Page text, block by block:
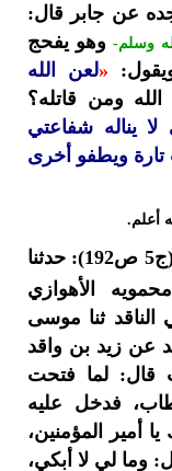
عن جابر قال:
وسلم-وهو يفحج
«لعن الله
ومن قاتله؟
يناله شفاعتي
تارة ويطفو أخرى
أعلم.
- قال أبونعيم في «الحلية» (ج5 ص192): حدثنا
الأهوازي
الناقد ثنا موسى
عن زيد بن واقد
لما فتحت
فدخل عليه
أمير المؤمنين،
وما لي لا أبكي،